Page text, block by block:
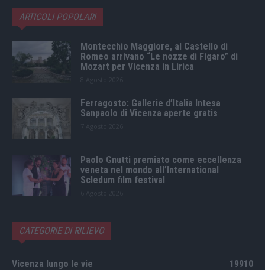
ARTICOLI POPOLARI
Montecchio Maggiore, al Castello di
Romeo arrivano “Le nozze di Figaro” di
Mozart per Vicenza in Lirica
Ferragosto: Gallerie d’Italia Intesa
Sanpaolo di Vicenza aperte gratis
Paolo Gnutti premiato come eccellenza
veneta nel mondo all’International
Scledum film festival
CATEGORIE DI RILIEVO
Vicenza lungo le vie 19910